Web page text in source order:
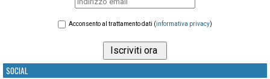
Acconsento al trattamento dati (informativa privacy)
SOCIAL